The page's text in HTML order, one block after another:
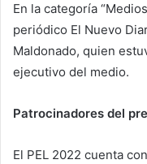
En la categoría
periódico El Nuevo
Maldonado, quien
ejecutivo del medio.
Patrocinadores del
El PEL 2022 cuenta